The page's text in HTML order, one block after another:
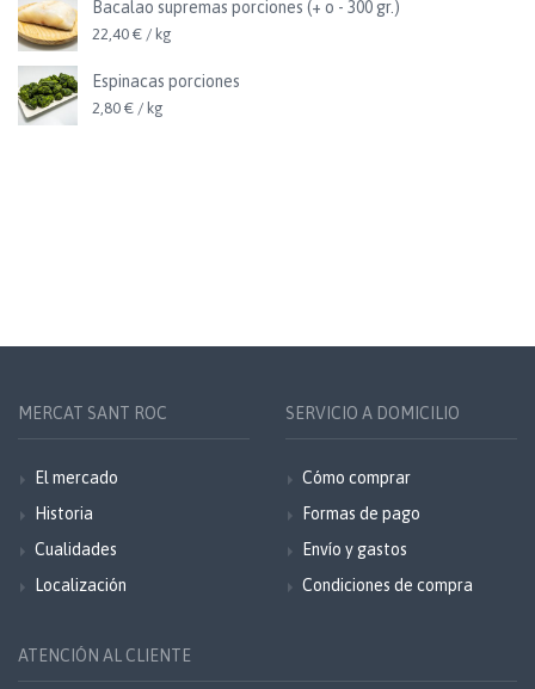
Bacalao supremas porciones (+ o - 300 gr.)
22,40 € / kg
Espinacas porciones
2,80 € / kg
MERCAT SANT ROC
El mercado
Historia
Cualidades
Localización
SERVICIO A DOMICILIO
Cómo comprar
Formas de pago
Envío y gastos
Condiciones de compra
ATENCIÓN AL CLIENTE